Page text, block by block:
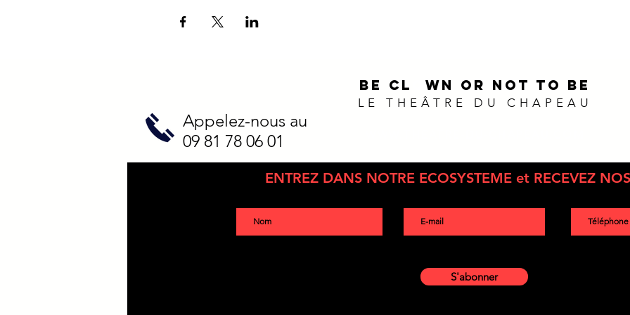
BE CL WN OR NOT TO BE
LE THEÂTRE DU CHAPEAU
Suivez-nous sur :
ENTREZ DANS NOTRE ECOSYSTEME et RECEVEZ
S'abonner
Appelez-nous au
09 81 78 06 01